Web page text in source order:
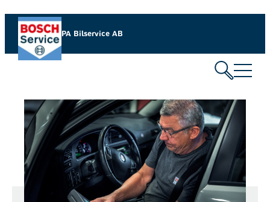
PA Bilservice AB